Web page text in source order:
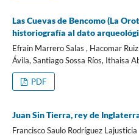
Las Cuevas de Bencomo (La
historiografía al dato
Efrain Marrero Salas , Hacomar
Ávila, Santiago Sossa Ríos, Ithaisa
PDF
Juan Sin Tierra, rey de
Francisco Saulo Rodríguez Lajusticia